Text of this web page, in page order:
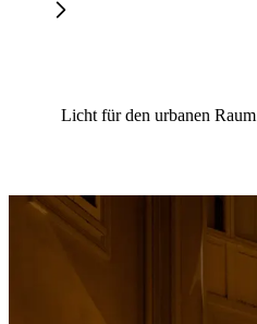
Licht für den urbanen Raum